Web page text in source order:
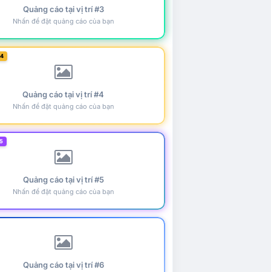
Quảng cáo tại vị trí #3
Nhấn để đặt quảng cáo của bạn
Quảng cáo tại vị trí #4
Nhấn để đặt quảng cáo của bạn
Quảng cáo tại vị trí #5
Nhấn để đặt quảng cáo của bạn
Quảng cáo tại vị trí #6